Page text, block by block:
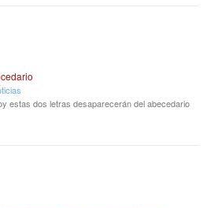
estas dos letras desaparecerán del abecedario